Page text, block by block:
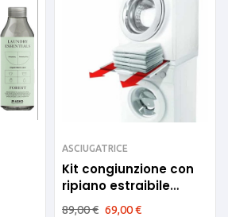
ASCIUGATRICE
Kit congiunzione con
ripiano estraibile
Meliconi
89,00€ 69,00€